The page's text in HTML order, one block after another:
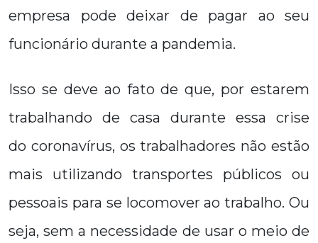
empresa pode deixar de pagar ao seu
funcionário durante a pandemia.
Isso se deve ao fato de que, por estarem
trabalhando de casa durante essa crise
do coronavírus, os trabalhadores não estão
mais utilizando transportes públicos ou
pessoais para se locomover ao trabalho. Ou
seja, sem a necessidade de usar o meio de